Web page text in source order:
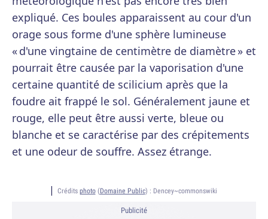
expliqué. Ces boules apparaissent au cour d'un
orage sous forme d'une sphère lumineuse
« d'une vingtaine de centimètre de diamètre » et
pourrait être causée par la vaporisation d'une
certaine quantité de scilicium après que la
foudre ait frappé le sol. Généralement jaune et
rouge, elle peut être aussi verte, bleue ou
blanche et se caractérise par des crépitements
et une odeur de souffre. Assez étrange.
Crédits photo(Domaine Public) : Dencey~commonswiki
Publicité